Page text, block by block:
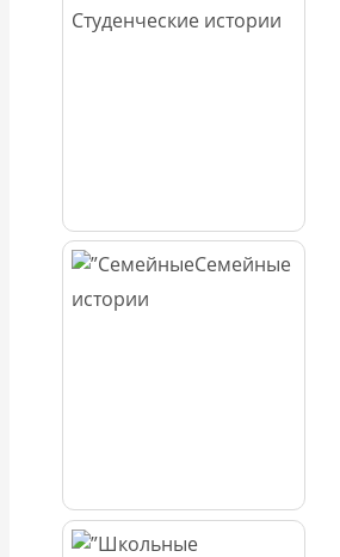
Студенческие истории
Семейные
истории